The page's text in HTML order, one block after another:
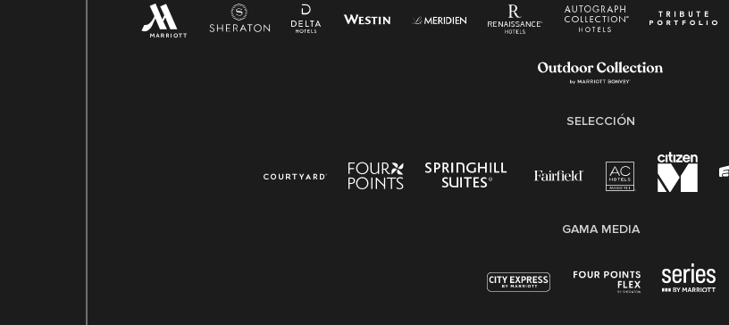
(EPPA)
Ley de licencia familiar y médica (FMLA)
SELECCIÓN
GAMA MEDIA